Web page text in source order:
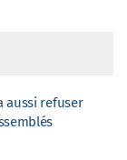
aussi refuser